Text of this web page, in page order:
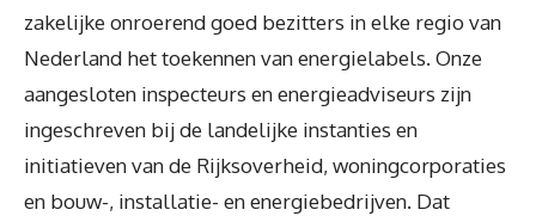
zakelijke onroerend goed bezitters in elke regio van
Nederland het toekennen van energielabels. Onze
aangesloten inspecteurs en energieadviseurs zijn
ingeschreven bij de landelijke instanties en
initiatieven van de Rijksoverheid, woningcorporaties
en bouw-, installatie- en energiebedrijven. Dat